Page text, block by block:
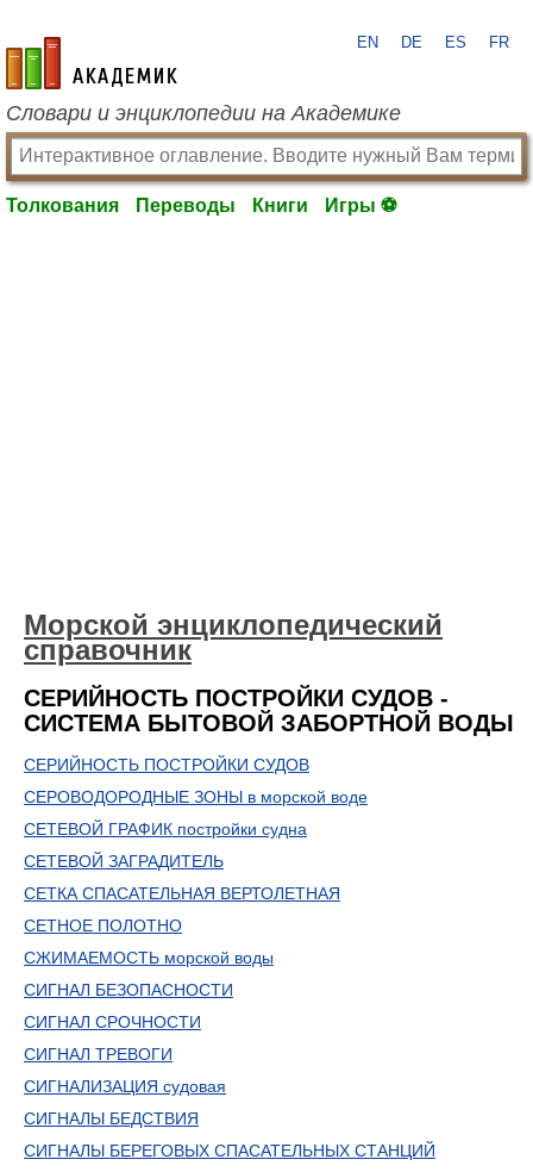
academic.ru
EN DE ES FR
Словари и энциклопедии на Академике
Толкования Переводы Книги Игры ⚽
Морской энциклопедический
справочник
СЕРИЙНОСТЬ ПОСТРОЙКИ СУДОВ -
СИСТЕМА БЫТОВОЙ ЗАБОРТНОЙ ВОДЫ
СЕРИЙНОСТЬ ПОСТРОЙКИ СУДОВ
СЕРОВОДОРОДНЫЕ ЗОНЫ в морской воде
СЕТЕВОЙ ГРАФИК постройки судна
СЕТЕВОЙ ЗАГРАДИТЕЛЬ
СЕТКА СПАСАТЕЛЬНАЯ ВЕРТОЛЕТНАЯ
СЕТНОЕ ПОЛОТНО
СЖИМАЕМОСТЬ морской воды
СИГНАЛ БЕЗОПАСНОСТИ
СИГНАЛ СРОЧНОСТИ
СИГНАЛ ТРЕВОГИ
СИГНАЛИЗАЦИЯ судовая
СИГНАЛЫ БЕДСТВИЯ
СИГНАЛЫ БЕРЕГОВЫХ СПАСАТЕЛЬНЫХ СТАНЦИЙ